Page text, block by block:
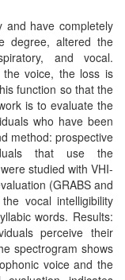
and have completely
degree, altered the
and vocal.
voice, the loss is
function so that the
is to evaluate the
who have been
method: prospective
that use the
studied with VHI-
(GRABS and
vocal intelligibility
words. Results:
perceive their
spectrogram shows
voice and the